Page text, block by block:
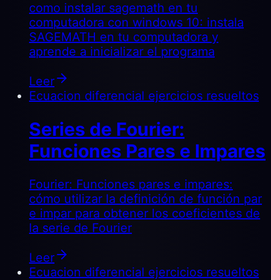
como instalar sagemath en tu
computadora con windows 10: instala
SAGEMATH en tu computadora y
aprende a inicializar el programa
Leer
Ecuacion diferencial ejercicios resueltos
Series de Fourier:
Funciones Pares e Impares
Fourier: Funciones pares e impares:
cómo utilizar la definición de función par
e impar para obtener los coeficientes de
la serie de Fourier
Leer
Ecuacion diferencial ejercicios resueltos